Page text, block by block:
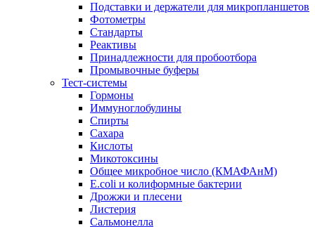
Подставки и держатели для микропланшетов
Фотометры
Стандарты
Реактивы
Принадлежности для пробоотбора
Промывочные буферы
Тест-системы
Гормоны
Иммуноглобулины
Спирты
Сахара
Кислоты
Микотоксины
Общее микробное число (КМАФАнМ)
E.coli и колиформные бактерии
Дрожжи и плесени
Листерия
Сальмонелла